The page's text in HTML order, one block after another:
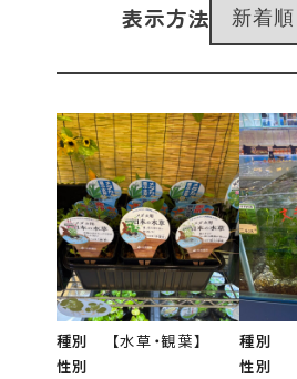
表示方法
種別
【水草・観葉】
性別
種別
性別